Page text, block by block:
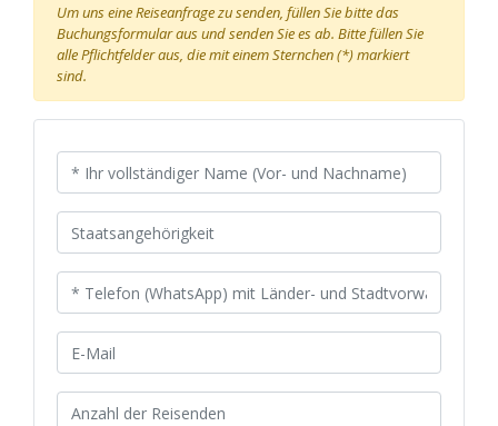
Um uns eine Reiseanfrage zu senden, füllen Sie bitte das
Buchungsformular aus und senden Sie es ab. Bitte füllen Sie
alle Pflichtfelder aus, die mit einem Sternchen (*) markiert
sind.